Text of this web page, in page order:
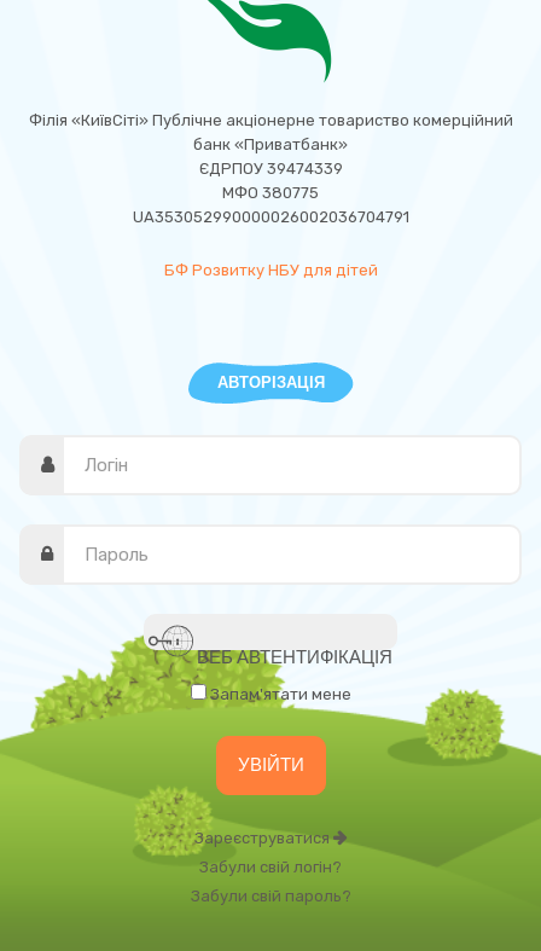
Філія «КиївСіті» Публічне акціонерне товариство комерційний
банк «Приватбанк»
ЄДРПОУ 39474339
МФО 380775
UA353052990000026002036704791
БФ Розвитку НБУ для дітей
АВТОРІЗАЦІЯ
ВЕБ АВТЕНТИФІКАЦІЯ
Запам'ятати мене
Зареєструватися
Забули свій логін?
Забули свій пароль?